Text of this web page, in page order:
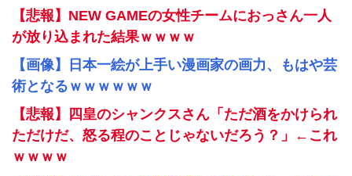
【悲報】NEW GAMEの女性チームにおっさん一人
が放り込まれた結果ｗｗｗｗ
【画像】日本一絵が上手い漫画家の画力、もはや芸
術となるｗｗｗｗｗｗ
【悲報】四皇のシャンクスさん「ただ酒をかけられ
ただけだ、怒る程のことじゃないだろう？」←これ
ｗｗｗｗ